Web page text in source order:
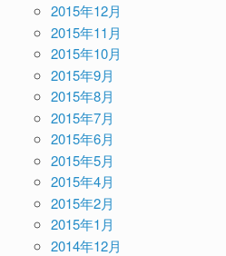
2015年12月
2015年11月
2015年10月
2015年9月
2015年8月
2015年7月
2015年6月
2015年5月
2015年4月
2015年2月
2015年1月
2014年12月